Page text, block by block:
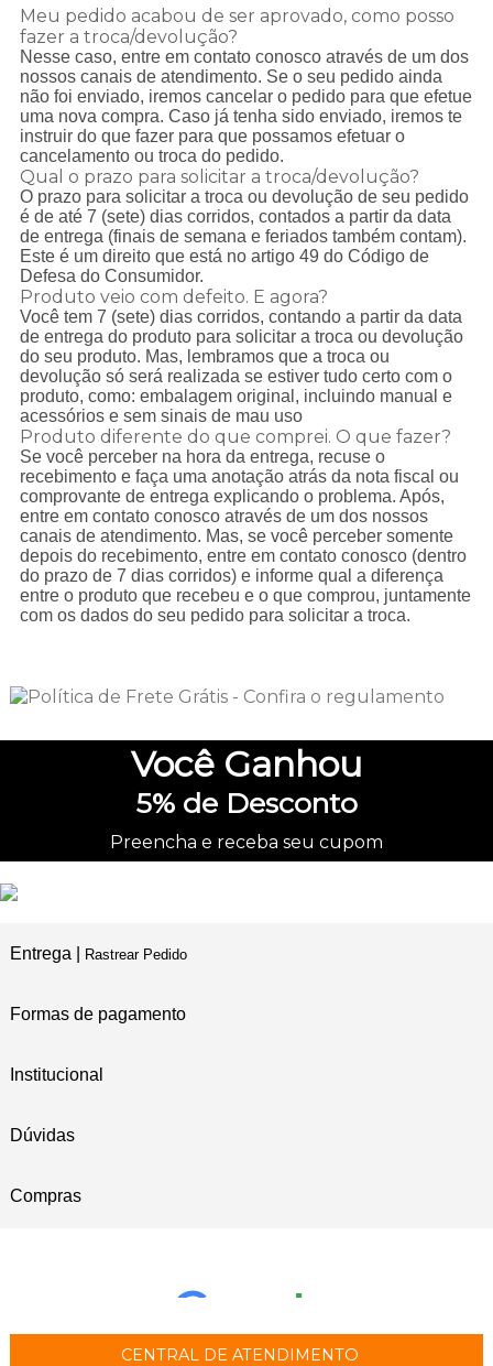
Meu pedido acabou de ser aprovado, como posso
fazer a troca/devolução?
Nesse caso, entre em contato conosco através de um dos
nossos canais de atendimento. Se o seu pedido ainda
não foi enviado, iremos cancelar o pedido para que efetue
uma nova compra. Caso já tenha sido enviado, iremos te
instruir do que fazer para que possamos efetuar o
cancelamento ou troca do pedido.
Qual o prazo para solicitar a troca/devolução?
O prazo para solicitar a troca ou devolução de seu pedido
é de até 7 (sete) dias corridos, contados a partir da data
de entrega (finais de semana e feriados também contam).
Este é um direito que está no artigo 49 do Código de
Defesa do Consumidor.
Produto veio com defeito. E agora?
Você tem 7 (sete) dias corridos, contando a partir da data
de entrega do produto para solicitar a troca ou devolução
do seu produto. Mas, lembramos que a troca ou
devolução só será realizada se estiver tudo certo com o
produto, como: embalagem original, incluindo manual e
acessórios e sem sinais de mau uso
Produto diferente do que comprei. O que fazer?
Se você perceber na hora da entrega, recuse o
recebimento e faça uma anotação atrás da nota fiscal ou
comprovante de entrega explicando o problema. Após,
entre em contato conosco através de um dos nossos
canais de atendimento. Mas, se você perceber somente
depois do recebimento, entre em contato conosco (dentro
do prazo de 7 dias corridos) e informe qual a diferença
entre o produto que recebeu e o que comprou, juntamente
com os dados do seu pedido para solicitar a troca.
Você Ganhou
5%de Desconto
Preencha e receba seu cupom
Entrega | Rastrear Pedido
Formas de pagamento
Institucional
Dúvidas
Compras
CENTRAL DE ATENDIMENTO